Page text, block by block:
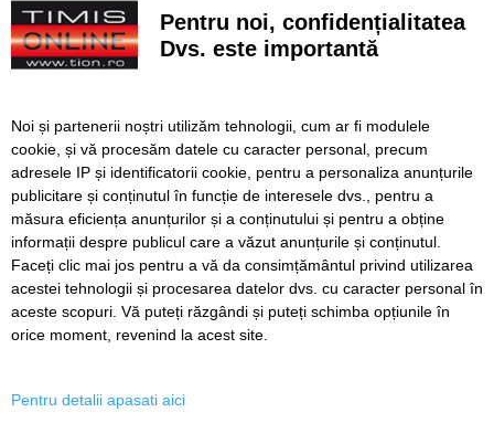
Politica de confidentialitate
Regulament postare și moderare comentarii
Timiș Online
ISSN 3008-2323
ISSN-L 3008-2323
Pentru noi, confidențialitatea
Dvs. este importantă
Noi și partenerii noștri utilizăm tehnologii, cum ar fi modulele
cookie, și vă procesăm datele cu caracter personal, precum
adresele IP și identificatorii cookie, pentru a personaliza anunțurile
publicitare și conținutul în funcție de interesele dvs., pentru a
măsura eficiența anunțurilor și a conținutului și pentru a obține
informații despre publicul care a văzut anunțurile și conținutul.
Faceți clic mai jos pentru a vă da consimțământul privind utilizarea
acestei tehnologii și procesarea datelor dvs. cu caracter personal în
aceste scopuri. Vă puteți răzgândi și puteți schimba opțiunile în
orice moment, revenind la acest site.
Pentru detalii apasati aici